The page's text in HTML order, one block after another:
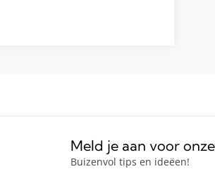
Meld je aan voor
Buizenvol tips en ideëen!